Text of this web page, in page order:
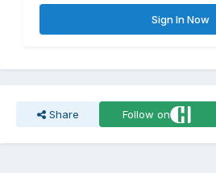
Sign In Now
Share Follow on